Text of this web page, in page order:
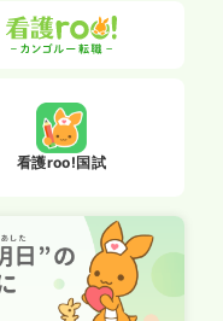
看護roo!国試